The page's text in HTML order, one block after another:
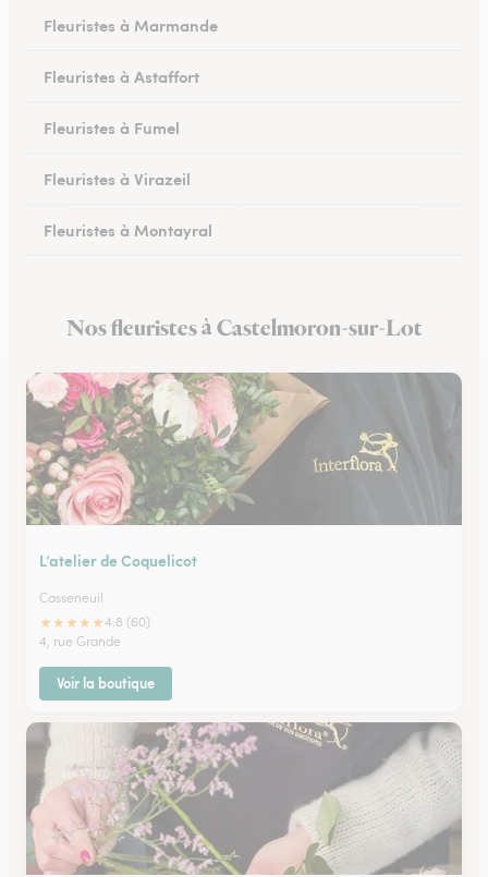
Fleuristes à Marmande
Fleuristes à Astaffort
Fleuristes à Fumel
Fleuristes à Virazeil
Fleuristes à Montayral
Fleuristes à Monflanquin
Nos fleuristes à Castelmoron-sur-Lot
L’atelier de Coquelicot
Casseneuil
★★★★★4.8 (60)
4, rue Grande
Voir la boutique